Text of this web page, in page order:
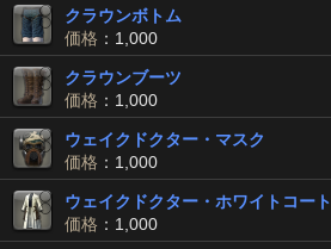
クラウンボトム
価格 ：1,000
クラウンブーツ
価格 ：1,000
ウェイクドクター・マスク
価格 ：1,000
ウェイクドクター・ホワイトコート
価格 ：1,000